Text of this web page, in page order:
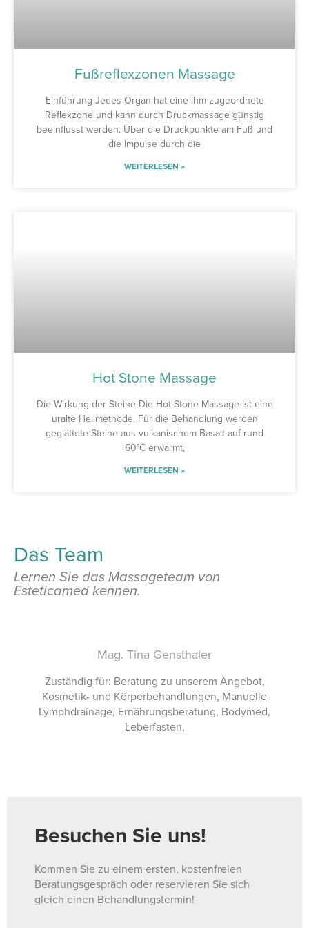
Fußreflexzonen Massage
Einführung Jedes Organ hat eine ihm zugeordnete
Reflexzone und kann durch Druckmassage günstig
beeinflusst werden. Über die Druckpunkte am Fuß und
die Impulse durch die
WEITERLESEN »
Hot Stone Massage
Die Wirkung der Steine Die Hot Stone Massage ist eine
uralte Heilmethode. Für die Behandlung werden
geglättete Steine aus vulkanischem Basalt auf rund
60°C erwärmt,
WEITERLESEN »
Das Team
Lernen Sie das Massageteam von
Esteticamed kennen.
Mag. Tina Gensthaler
Zuständig für: Beratung zu unserem Angebot,
Kosmetik- und Körperbehandlungen, Manuelle
Lymphdrainage, Ernährungsberatung, Bodymed,
Leberfasten,
Besuchen Sie uns!
Kommen Sie zu einem ersten, kostenfreien
Beratungsgespräch oder reservieren Sie sich
gleich einen Behandlungstermin!